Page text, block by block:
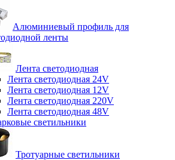
Алюминиевый профиль для
ленты
Лента светодиодная
Лента светодиодная 24V
Лента светодиодная 12V
Лента светодиодная 220V
Лента светодиодная 48V
светильники
Тротуарные светильники